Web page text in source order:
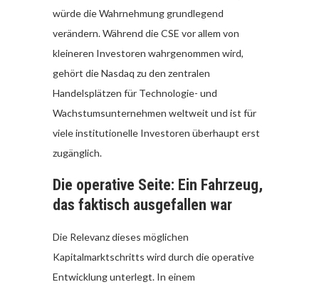
würde die Wahrnehmung grundlegend
verändern. Während die CSE vor allem von
kleineren Investoren wahrgenommen wird,
gehört die Nasdaq zu den zentralen
Handelsplätzen für Technologie- und
Wachstumsunternehmen weltweit und ist für
viele institutionelle Investoren überhaupt erst
zugänglich.
Die operative Seite: Ein Fahrzeug,
das faktisch ausgefallen war
Die Relevanz dieses möglichen
Kapitalmarktschritts wird durch die operative
Entwicklung unterlegt. In einem